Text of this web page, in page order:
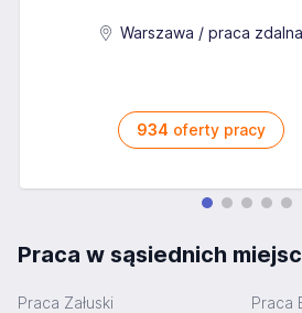
Warszawa / praca zdalna
934 oferty pracy
Praca w sąsiednich
Praca Załuski Praca